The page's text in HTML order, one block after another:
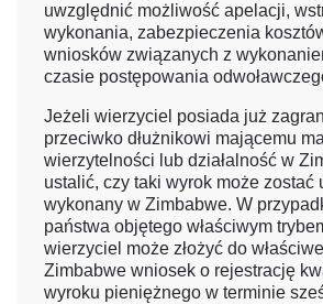
uwzględnić możliwość apelacji,
wykonania, zabezpieczenia
wniosków związanych z
czasie postępowania
Jeżeli wierzyciel posiada już
przeciwko dłużnikowi mającemu
wierzytelności lub działalność w
ustalić, czy taki wyrok może zostać
wykonany w Zimbabwe. W
państwa objętego właściwym
wierzyciel może złożyć do
Zimbabwe wniosek o rejestrację
wyroku pieniężnego w terminie